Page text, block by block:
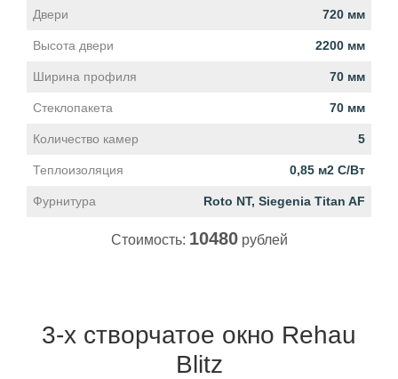
Двери 720 мм
Высота двери 2200 мм
Ширина профиля 70 мм
Стеклопакета 70 мм
Количество камер 5
Теплоизоляция 0,85 м2 С/Вт
Фурнитура Roto NT, Siegenia Titan AF
Стоимость: 10480рублей
3-х створчатое окно Rehau
Blitz